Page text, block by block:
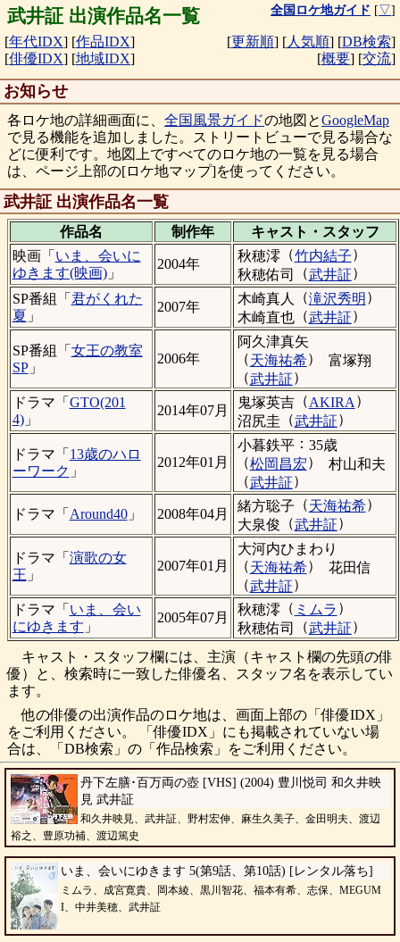
武井証 出演作品名一覧 全国ロケ地ガイド [▽]
[年代IDX] [作品IDX]
[俳優IDX] [地域IDX]
[更新順] [人気順] [DB検索]
[概要] [交流]
お知らせ
各ロケ地の詳細画面に、 全国風景ガイドの地図とGoogleMap
で見る機能を追加しました。ストリートビューで見る場合な
どに便利です。地図上ですべてのロケ地の一覧を見る場合
は、ページ上部の[ロケ地マップ]を使ってください。
武井証 出演作品名一覧
作品名 制作年 キャスト・ スタッフ
映画「 いま、会いに
ゆきます(映画)」
2004年
秋穂澪 （竹内結子）
秋穂佑司
（武井証）
SP番組「 君がくれた
夏 」
2007年
木崎真人 （滝沢秀明 ）
木崎直也 （武井証）
SP番組「 女王の教室
SP」
2006年
阿久津真矢
（天海祐希）
富塚翔
（武井証）
ドラマ「 GTO(201
4)」
2014年07月
鬼塚英吉（AKIRA ）
沼尻圭 （武井証）
ドラマ「 13歳のハロ
ーワーク 」
2012年01月
小暮鉄平： 35歳
（松岡昌宏）
村山和夫
（武井証）
ドラマ「 Around40」 2008年04月
緒方聡子 （天海祐希）
大泉俊 （武井証）
ドラマ「 演歌の女
王 」
2007年01月
大河内ひまわり
（天海祐希）
花田信
（武井証）
ドラマ「 いま、会い
にゆきます 」
2005年07月
秋穂澪 （ ミムラ ）
秋穂佑司
（武井証）
キャスト・スタッフ欄には、主演（キャスト欄の先頭の俳
優）と、検索時に一致した俳優名、スタッフ名を表示してい
ます。
他の俳優の出演作品のロケ地は、画面上部の「俳優IDX」
をご利用ください。 「俳優IDX」にも掲載されていない場
合は、「DB検索」の「作品検索」をご利用ください。
丹下左膳･百万両の壺 [VHS] (2004) 豊川悦司 和久井映
見 武井証
和久井映見、武井証、野村宏伸、麻生久美子、金田明夫、渡辺
裕之、豊原功補、渡辺篤史
いま、会いにゆきます 5(第9話、第10話) [レンタル落ち]
ミムラ、成宮寛貴、岡本綾、黒川智花、福本有希、志保、MEGUM
I、中井美穂、武井証